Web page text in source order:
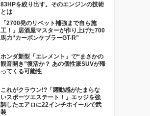
83HPを絞り出す。そのエンジンの技術
とは
「2700発のリベット補強まで自ら施
工！」居酒屋マスターが作り上げた700
馬力“カーボンケブラーGT-R”
ホンダ新型「エレメント」で“まさかの
観音開き”復活か？ あの個性派SUVが帰
ってくる可能性
これがクラウン!?「躍動感がたまらな
いスポーツエステート！」エッジを強
調したエアロに22インチホイールで武
装